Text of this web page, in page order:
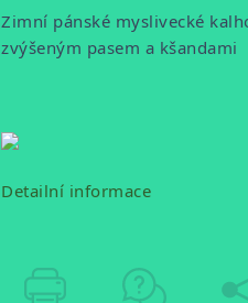
Zimní pánské myslivecké
zvýšeným pasem a kšandami
Detailní informace